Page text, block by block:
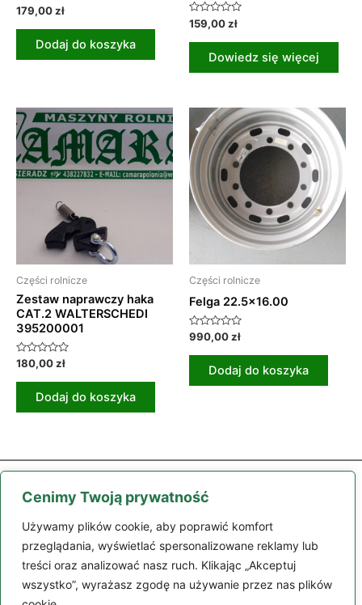
Cenimy Twoją prywatność
Używamy plików cookie, aby poprawić komfort
przeglądania, wyświetlać spersonalizowane reklamy lub
treści oraz analizować nasz ruch. Klikając „Akceptuj
wszystko”, wyrażasz zgodę na używanie przez nas plików
Oceniono
0
na
179,00zł
Dodaj do koszyka
Oceniono
0
na
159,00zł
Dowiedz się więcej
Części rolnicze
Zestaw naprawczy haka
CAT.2 WALTERSCHEDI
395200001
Oceniono
na
180,00zł
Dodaj do koszyka
Części rolnicze
Felga 22.5×16.00
Oceniono
na
990,00zł
Dodaj do koszyka
Części Maszyny Moje konto Zamówienie
Regulamin
Kontakt